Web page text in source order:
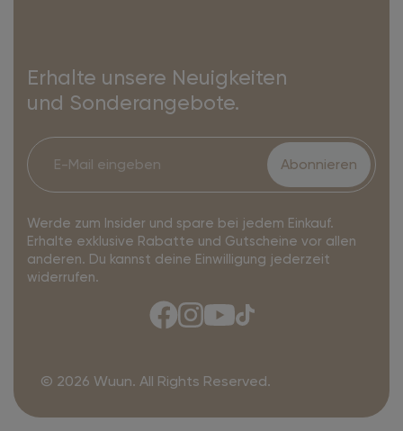
Erhalte unsere Neuigkeiten
und Sonderangebote.
Abonnieren
Werde zum Insider und spare bei jedem Einkauf.
Erhalte exklusive Rabatte und Gutscheine vor allen
anderen. Du kannst deine Einwilligung jederzeit
widerrufen.
© 2026 Wuun. All Rights Reserved.